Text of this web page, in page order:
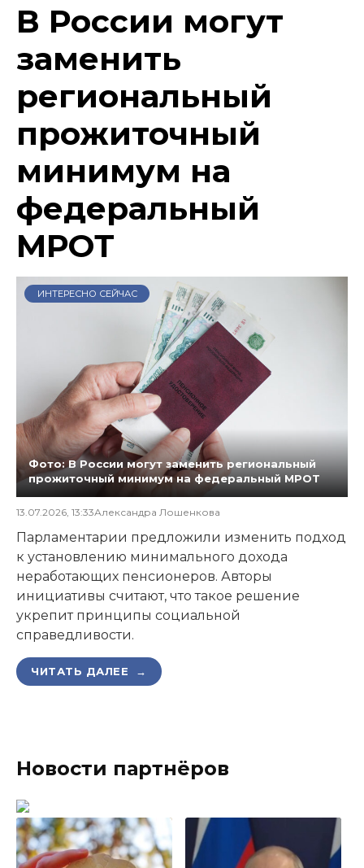
В России могут
заменить
региональный
прожиточный
минимум на
федеральный
МРОТ
ИНТЕРЕСНО СЕЙЧАС
Фото: В России могут заменить региональный
прожиточный минимум на федеральный МРОТ
13.07.2026, 13:33Александра Лошенкова
Парламентарии предложили изменить подход
к установлению минимального дохода
неработающих пенсионеров. Авторы
инициативы считают, что такое решение
укрепит принципы социальной
справедливости.
ЧИТАТЬ ДАЛЕЕ →
Новости партнёров